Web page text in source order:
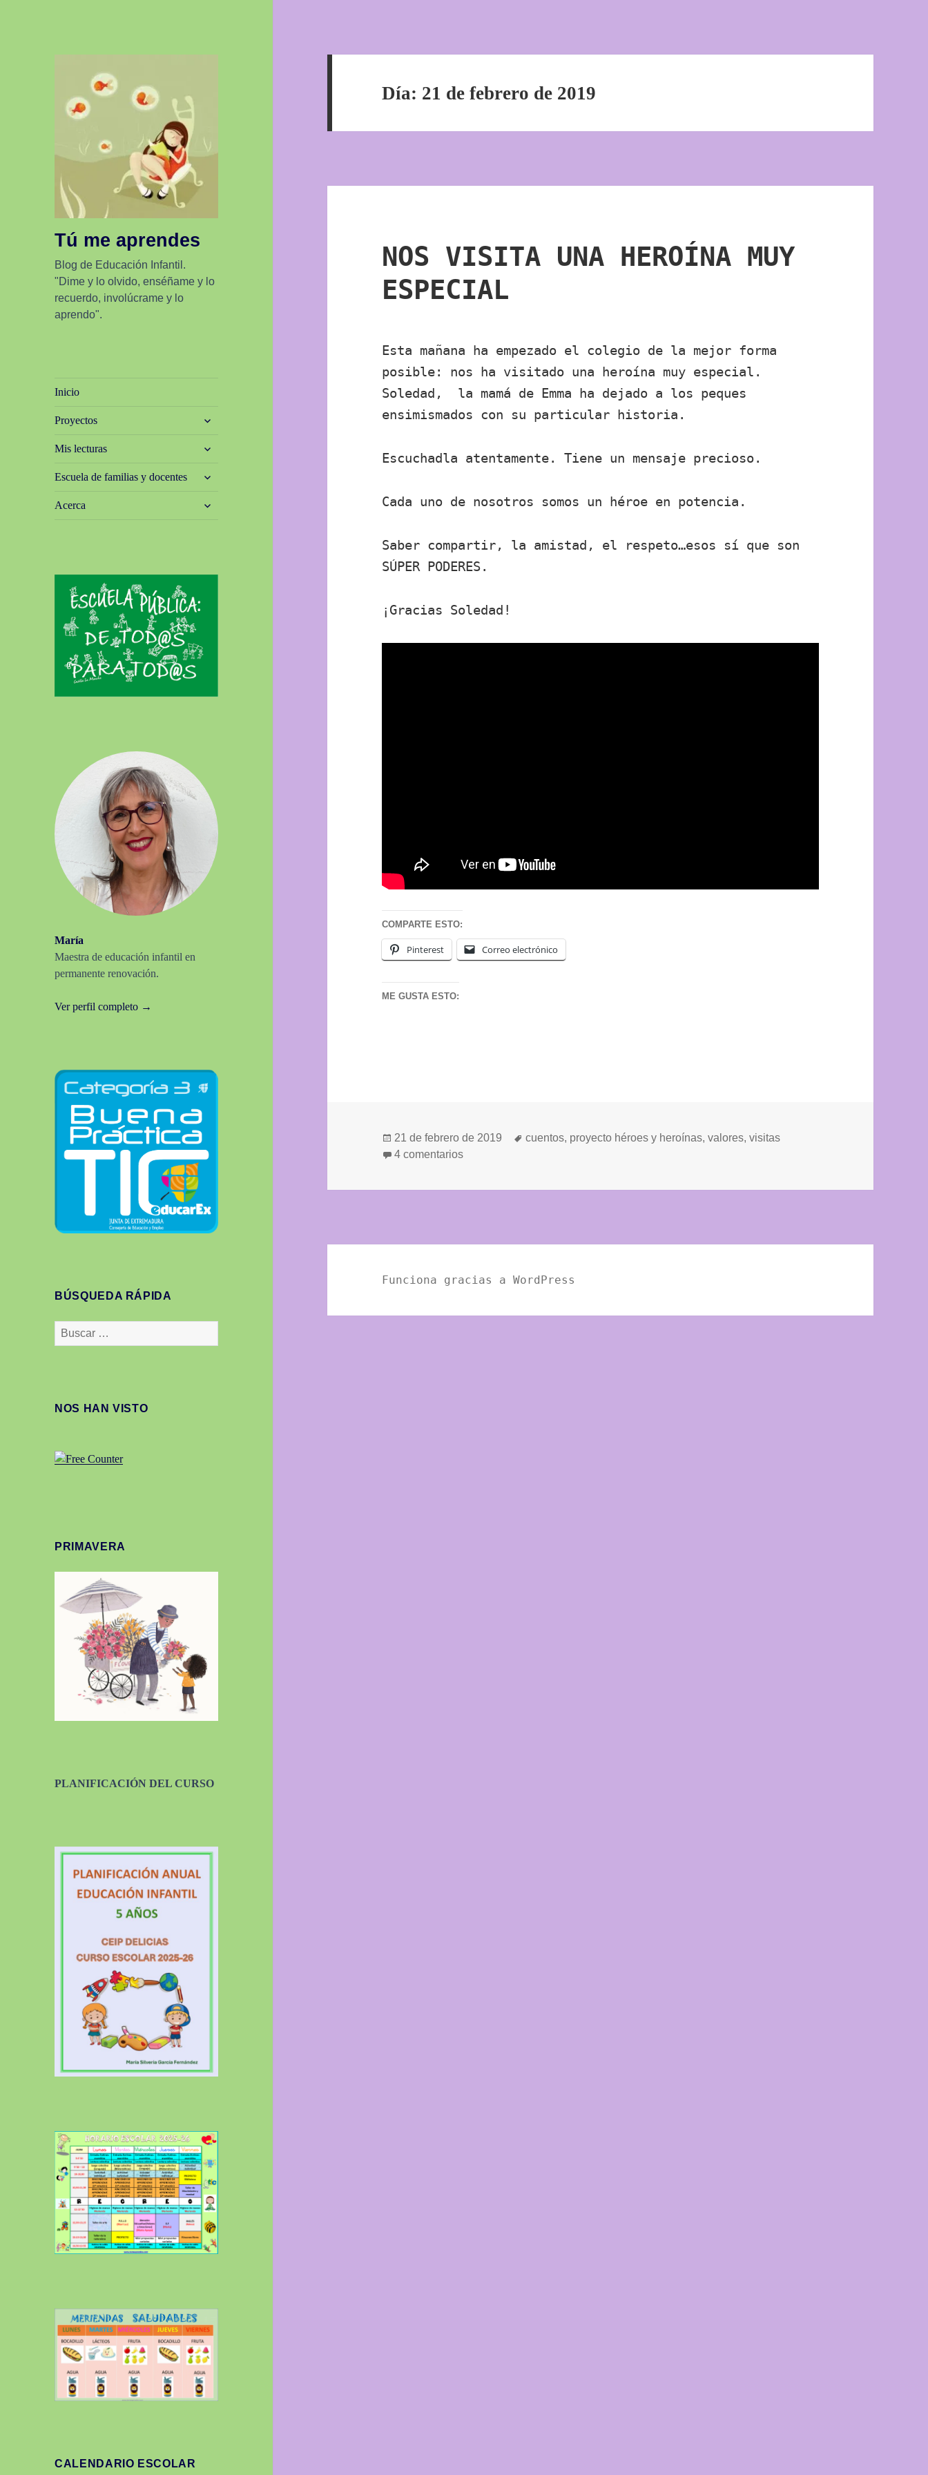
Tú me aprendes
Blog de Educación Infantil.
"Dime y lo olvido, enséñame y lo
recuerdo, involúcrame y lo
aprendo".
Inicio
Proyectos
inferior
Mis lecturas
inferior
Escuela de familias y docentes
inferior
Acerca
María
Maestra de educación infantil en
permanente renovación.
Ver perfil completo →
BÚSQUEDA RÁPIDA
Buscar:
NOS HAN VISTO
PRIMAVERA
PLANIFICACIÓN DEL CURSO
CALENDARIO ESCOLAR
Día: 21 de febrero de 2019
NOS VISITA UNA HEROÍNA MUY
ESPECIAL
Esta mañana ha empezado el colegio de la mejor forma
posible: nos ha visitado una heroína muy especial.
Soledad, la mamá de Emma ha dejado a los peques
ensimismados con su particular historia.
Escuchadla atentamente. Tiene un mensaje precioso.
Cada uno de nosotros somos un héroe en potencia.
Saber compartir, la amistad, el respeto…esos sí que son
SÚPER PODERES.
¡Gracias Soledad!
COMPARTE ESTO:
Pinterest Correo electrónico
ME GUSTA ESTO:
Publicado
el
21 de febrero de 2019 Etiquetas
cuentos, proyecto héroes y heroínas,valores,visitas
4 comentariosen NOS VISITA UNA HEROÍNA MUY ESPECIAL
Funciona gracias a WordPress